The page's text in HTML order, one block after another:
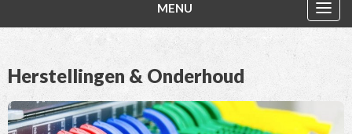
MENU
Herstellingen & Onderhoud